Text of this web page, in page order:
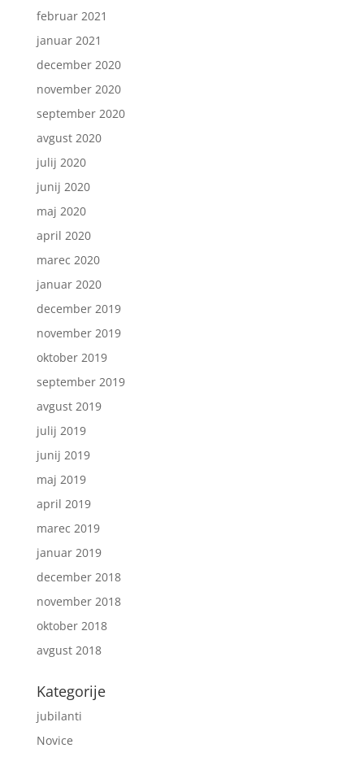
februar 2021
januar 2021
december 2020
november 2020
september 2020
avgust 2020
julij 2020
junij 2020
maj 2020
april 2020
marec 2020
januar 2020
december 2019
november 2019
oktober 2019
september 2019
avgust 2019
julij 2019
junij 2019
maj 2019
april 2019
marec 2019
januar 2019
december 2018
november 2018
oktober 2018
avgust 2018
Kategorije
jubilanti
Novice